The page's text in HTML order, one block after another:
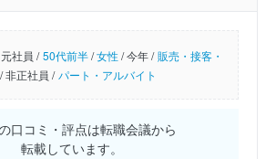
社員 / 50代前半/女性/今年 / 販売・接客・
/非正社員 / パート・アルバイト
口コミ・評点は転職会議から
転載しています。